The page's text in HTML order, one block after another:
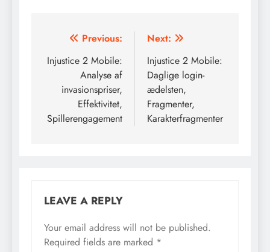
Post
navigation
Previous:
Injustice 2 Mobile:
Analyse af
invasionspriser,
Effektivitet,
Spillerengagement
Next:
Injustice 2 Mobile:
Daglige login-
ædelsten,
Fragmenter,
Karakterfragmenter
LEAVE A REPLY
Your email address will not be published.
Required fields are marked *